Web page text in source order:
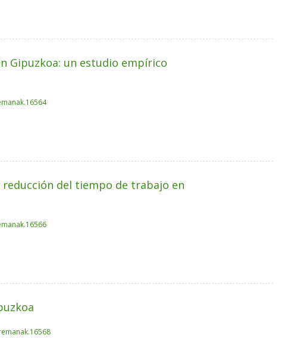
Gipuzkoa: un estudio empírico
del tiempo de trabajo en